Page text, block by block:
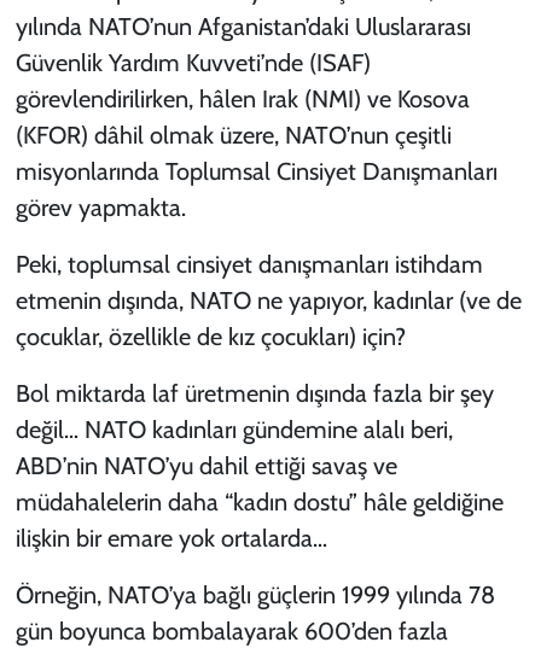
yılında NATO’nun Afganistan’daki Uluslararası
Güvenlik Yardım Kuvveti’nde (ISAF)
görevlendirilirken, hâlen Irak (NMI) ve Kosova
(KFOR) dâhil olmak üzere, NATO’nun çeşitli
misyonlarında Toplumsal Cinsiyet Danışmanları
görev yapmakta.
Peki, toplumsal cinsiyet danışmanları istihdam
etmenin dışında, NATO ne yapıyor, kadınlar (ve de
çocuklar, özellikle de kız çocukları) için?
Bol miktarda laf üretmenin dışında fazla bir şey
değil… NATO kadınları gündemine alalı beri,
ABD’nin NATO’yu dahil ettiği savaş ve
müdahalelerin daha “kadın dostu” hâle geldiğine
ilişkin bir emare yok ortalarda…
Örneğin, NATO’ya bağlı güçlerin 1999 yılında 78
gün boyunca bombalayarak 600’den fazla